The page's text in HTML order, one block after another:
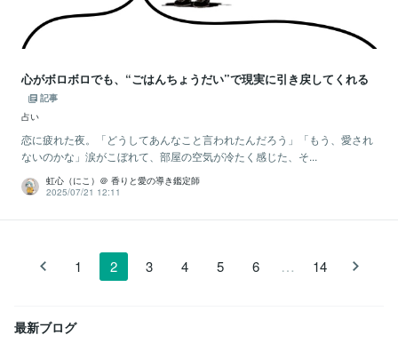
心がボロボロでも、“ごはんちょうだい”で現実に引き戻してくれる
記事
占い
恋に疲れた夜。「どうしてあんなこと言われたんだろう」「もう、愛され
ないのかな」涙がこぼれて、部屋の空気が冷たく感じた、そ...
虹心（にこ）＠ 香りと愛の導き鑑定師
2025/07/21 12:11
1 2 3 4 5 6 … 14
最新ブログ